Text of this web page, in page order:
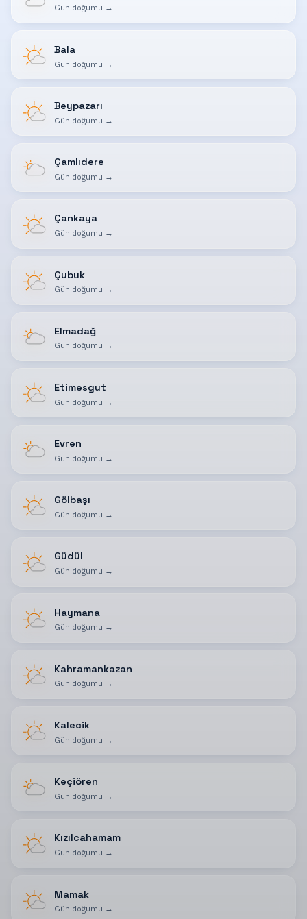
Gün doğumu →
Bala
Gün doğumu →
Beypazarı
Gün doğumu →
Çamlıdere
Gün doğumu →
Çankaya
Gün doğumu →
Çubuk
Gün doğumu →
Elmadağ
Gün doğumu →
Etimesgut
Gün doğumu →
Evren
Gün doğumu →
Gölbaşı
Gün doğumu →
Güdül
Gün doğumu →
Haymana
Gün doğumu →
Kahramankazan
Gün doğumu →
Kalecik
Gün doğumu →
Keçiören
Gün doğumu →
Kızılcahamam
Gün doğumu →
Mamak
Gün doğumu →